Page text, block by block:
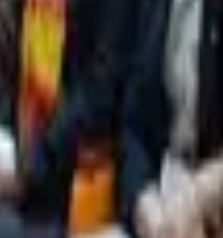
‘Çözüm sosyal
Panelist Özgür Amed,
bir olgu olarak nasıl
biçimlerde
tükenmesiyle
ahlak meselesi olarak ele